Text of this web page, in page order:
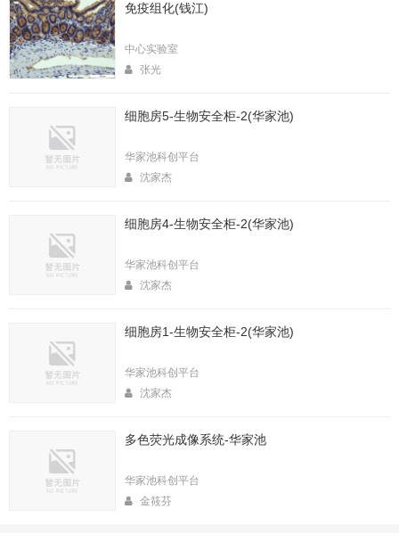
免疫组化(钱江)
中心实验室
张光
细胞房5-生物安全柜-2(华家池)
华家池科创平台
沈家杰
细胞房4-生物安全柜-2(华家池)
华家池科创平台
沈家杰
细胞房1-生物安全柜-2(华家池)
华家池科创平台
沈家杰
多色荧光成像系统-华家池
华家池科创平台
金筱芬